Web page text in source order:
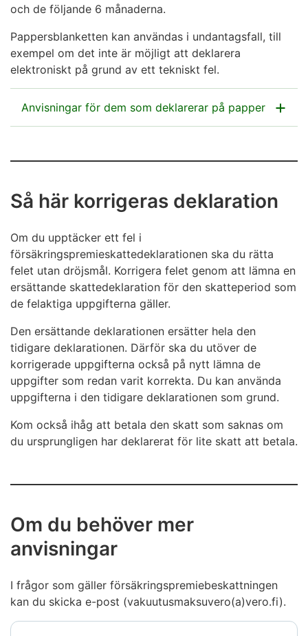
och de följande 6 månaderna.
Pappersblanketten kan användas i undantagsfall, till
exempel om det inte är möjligt att deklarera
elektroniskt på grund av ett tekniskt fel.
Anvisningar för dem som deklarerar på papper
på eget initiativ (4001r) i punkten Uppgifter om andra
Sammanslå inte uppgifterna för olika skatteperioder i
samma deklaration, utan lämna alltid uppgifterna för
Skatteperioden för försäkringspremieskatten äralltid
en kalendermånad . Anteckna skatteperiodens
nummer enligt följande:
Ange dessutom året för skatteperioden med fyra
siffror. Exempel: Om du deklarerar uppgifter för
mars 2022, ska du anteckna 3 som skatteperiod
och 2022 som år.
Om det inte förekommit någon
försäkringspremieskattepliktig verksamhet
under skatteperioden
ska du anteckna noll i
punkten Skatt att betala.
Så här korrigeras deklaration
Om du upptäcker ett fel i
försäkringspremieskattedeklarationen ska du rätta
felet utan dröjsmål. Korrigera felet genom att lämna en
ersättande skattedeklaration för den skatteperiod som
de felaktiga uppgifterna gäller.
Den ersättande deklarationen ersätter hela den
tidigare deklarationen. Därför ska du utöver de
korrigerade uppgifterna också på nytt lämna de
uppgifter som redan varit korrekta. Du kan använda
uppgifterna i den tidigare deklarationen som grund.
Kom också ihåg att betala den skatt som saknas om
du ursprungligen har deklarerat för lite skatt att betala.
Om du behöver mer
anvisningar
I frågor som gäller försäkringspremiebeskattningen
kan du skicka e-post (vakuutusmaksuvero(a)vero.fi).